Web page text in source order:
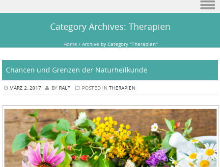
Category Archives: Therapien
Home / Archive by Category "Therapien"
Chancen und Grenzen der Naturheilkunde
MÄRZ 2, 2017 BY RALF POSTED IN THERAPIEN